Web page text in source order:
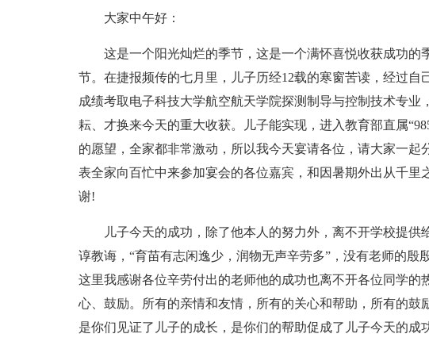
大家中午好：
这是一个阳光灿烂的季节，这是一个满怀喜悦收获成功的
节。在捷报频传的七月里，儿子历经12载的寒窗苦读，经过
成绩考取电子科技大学航空航天学院探测制导与控制技术专
耘、才换来今天的重大收获。儿子能实现，进入教育部直属
的愿望，全家都非常激动，所以我今天宴请各位，请大家一
表全家向百忙中来参加宴会的各位嘉宾，和因暑期外出从千里
谢!
儿子今天的成功，除了他本人的努力外，离不开学校提供
谆教诲，“育苗有志闲逸少，润物无声辛劳多”，没有老师的殷
这里我感谢各位辛劳付出的老师他的成功也离不开各位同学的
心、鼓励。所有的亲情和友情，所有的关心和帮助，所有的鼓
是你们见证了儿子的成长，是你们的帮助促成了儿子今天的成